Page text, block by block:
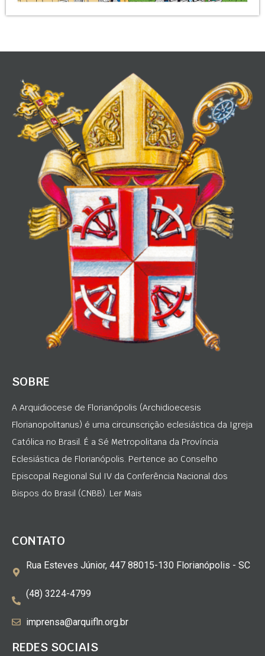
SOBRE
A Arquidiocese de Florianópolis (Archidioecesis
Florianopolitanus) é uma circunscrição eclesiástica da Igreja
Católica no Brasil. É a Sé Metropolitana da Província
Eclesiástica de Florianópolis. Pertence ao Conselho
Episcopal Regional Sul IV da Conferência Nacional dos
Bispos do Brasil (CNBB). Ler Mais
CONTATO
Rua Esteves Júnior, 447 88015-130 Florianópolis - SC
(48) 3224-4799
imprensa@arquifln.org.br
REDES SOCIAIS